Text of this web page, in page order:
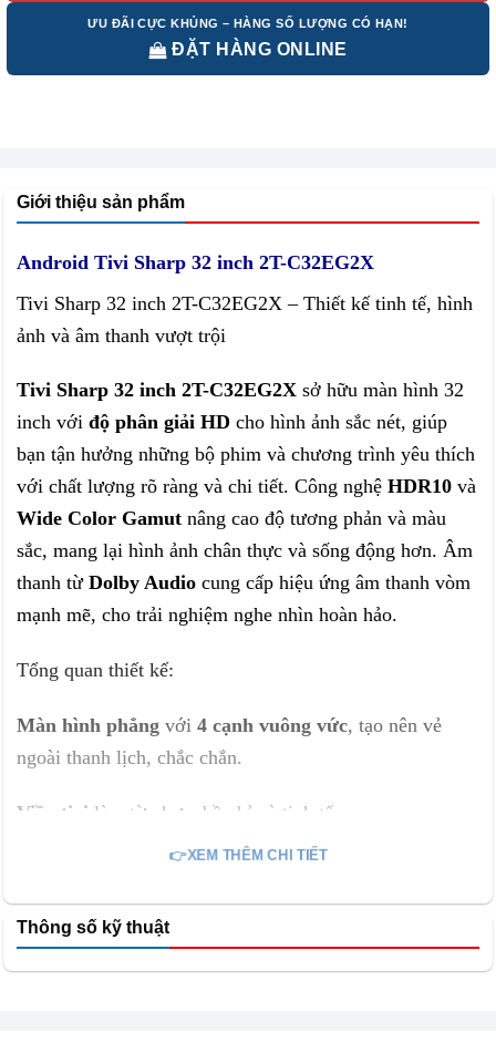
ƯU ĐÃI CỰC KHỦNG – HÀNG SỐ LƯỢNG CÓ HẠN!
ĐẶT HÀNG ONLINE
Giới thiệu sản phẩm
Android Tivi Sharp 32 inch 2T-C32EG2X
Tivi Sharp 32 inch 2T-C32EG2X – Thiết kế tinh tế, hình
ảnh và âm thanh vượt trội
Tivi Sharp 32 inch 2T-C32EG2X sở hữu màn hình 32
inch với độ phân giải HD cho hình ảnh sắc nét, giúp
bạn tận hưởng những bộ phim và chương trình yêu thích
với chất lượng rõ ràng và chi tiết. Công nghệ HDR10 và
Wide Color Gamut nâng cao độ tương phản và màu
sắc, mang lại hình ảnh chân thực và sống động hơn. Âm
thanh từ Dolby Audio cung cấp hiệu ứng âm thanh vòm
mạnh mẽ, cho trải nghiệm nghe nhìn hoàn hảo.
Tổng quan thiết kế:
Màn hình phẳng với 4 cạnh vuông vức, tạo nên vẻ
ngoài thanh lịch, chắc chắn.
Viền tivi làm từ nhựa, bền bỉ và tinh tế.
Màn hình 32 inch phù hợp với các không gian nhỏ, giúp
tiết kiệm diện tích mà vẫn đảm bảo chất lượng hình ảnh.
Chân đế chữ V úp ngượcbằng kim loại, không chỉ
👉XEM THÊM CHI TIẾT
Thông số kỹ thuật